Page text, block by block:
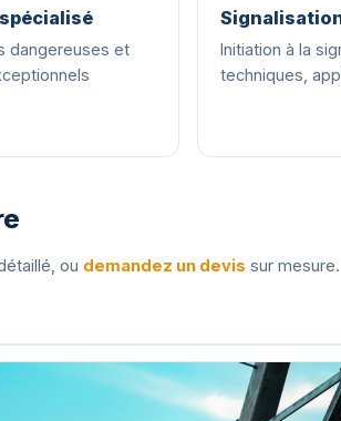
dangereuses et
Initiation à la
techniques,
ou demandez un devis sur mesure.